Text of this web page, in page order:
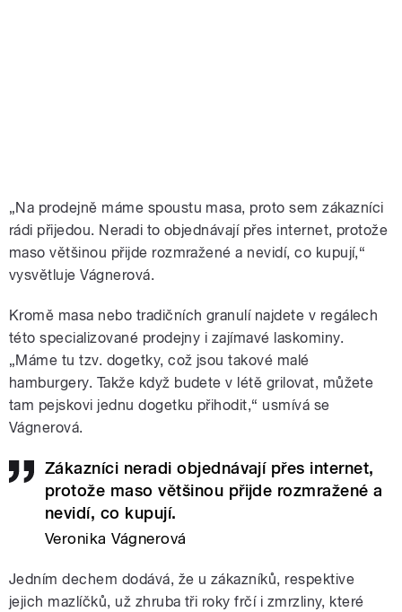
„Na prodejně máme spoustu masa, proto sem zákazníci
rádi přijedou. Neradi to objednávají přes internet, protože
maso většinou přijde rozmražené a nevidí, co kupují,“
vysvětluje Vágnerová.
Kromě masa nebo tradičních granulí najdete v regálech
této specializované prodejny i zajímavé laskominy.
„Máme tu tzv. dogetky, což jsou takové malé
hamburgery. Takže když budete v létě grilovat, můžete
tam pejskovi jednu dogetku přihodit,“ usmívá se
Vágnerová.
Zákazníci neradi objednávají přes internet,
protože maso většinou přijde rozmražené a
nevidí, co kupují.
Veronika Vágnerová
Jedním dechem dodává, že u zákazníků, respektive
jejich mazlíčků, už zhruba tři roky frčí i zmrzliny, které